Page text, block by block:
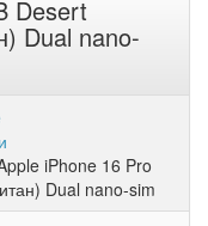
Desert
Dual nano-
iPhone 16 Pro
Dual nano-sim